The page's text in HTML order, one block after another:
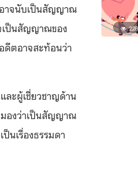
อาจนับเป็นสัญญาณ
เป็นสัญญาณของ
ดีตอาจสะท้อนว่า
ละผู้เชี่ยวชาญด้าน
มองว่าเป็นสัญญาณ
นเรื่องธรรมดา
228